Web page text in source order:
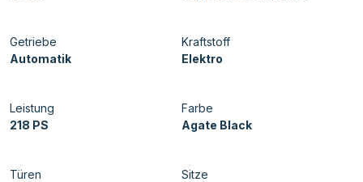
Getriebe
Automatik
Kraftstoff
Elektro
Leistung
218 PS
Farbe
Agate Black
Türen
Sitze